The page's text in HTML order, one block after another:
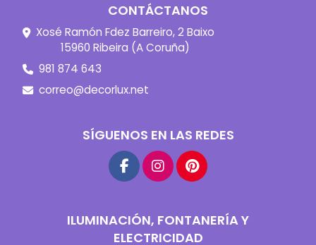
CONTÁCTANOS
Xosé Ramón Fdez Barreiro, 2 Baixo
15960 Ribeira (A Coruña)
981 874 643
correo@decorlux.net
SÍGUENOS EN LAS REDES
ILUMINACIÓN, FONTANERÍA Y
ELECTRICIDAD